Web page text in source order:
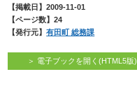
【掲載日】2009-11-01
【ページ数】24
【発行元】有田町 総務課
＞ 電子ブックを開く(HTML5版)